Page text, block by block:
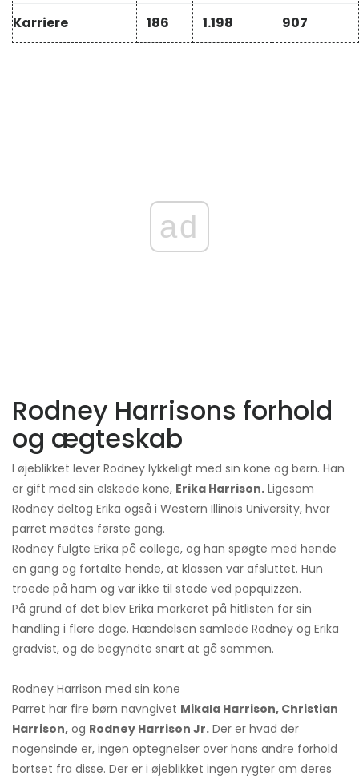
Karriere 186 1.198 907
ad
Rodney Harrisons forhold
og ægteskab
I øjeblikket lever Rodney lykkeligt med sin kone og børn. Han
er gift med sin elskede kone, Erika Harrison. Ligesom
Rodney deltog Erika også i Western Illinois University, hvor
parret mødtes første gang.
Rodney fulgte Erika på college, og han spøgte med hende
en gang og fortalte hende, at klassen var afsluttet. Hun
troede på ham og var ikke til stede ved popquizzen.
På grund af det blev Erika markeret på hitlisten for sin
handling i flere dage. Hændelsen samlede Rodney og Erika
gradvist, og de begyndte snart at gå sammen.
Rodney Harrison med sin kone
Parret har fire børn navngivet Mikala Harrison, Christian
Harrison, og Rodney Harrison Jr. Der er hvad der
nogensinde er, ingen optegnelser over hans andre forhold
bortset fra disse. Der er i øjeblikket ingen rygter om deres